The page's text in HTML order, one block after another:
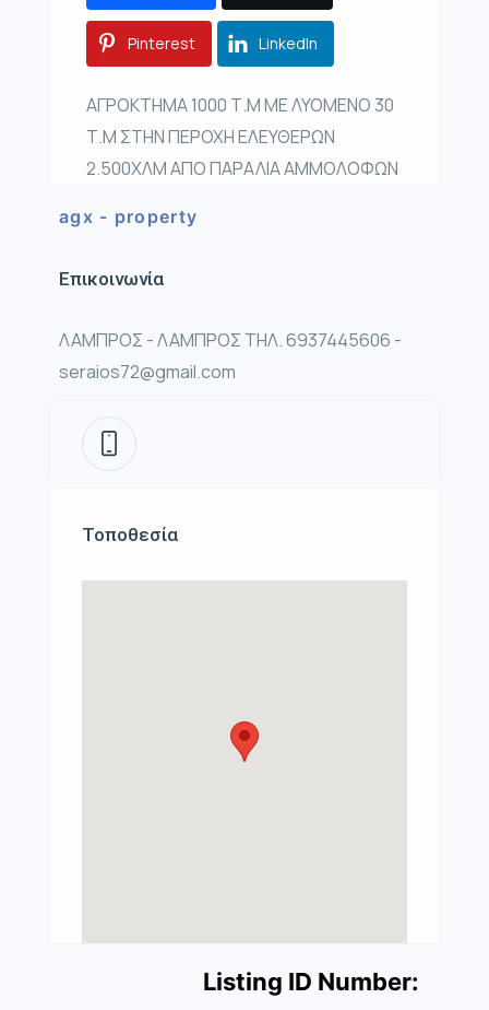
Pinterest LinkedIn
ΑΓΡΟΚΤΗΜΑ 1000 Τ.Μ ΜΕ ΛΥΟΜΕΝΟ 30
Τ.Μ ΣΤΗΝ ΠΕΡΟΧΗ ΕΛΕΥΘΕΡΩΝ
2.500ΧΛΜ ΑΠΟ ΠΑΡΑΛΙΑ ΑΜΜΟΛΟΦΩΝ
agx - property
Επικοινωνία
ΛΑΜΠΡΟΣ - ΛΑΜΠΡΟΣ ΤΗΛ. 6937445606 -
seraios72@gmail.com
Τοποθεσία
Listing ID Number: